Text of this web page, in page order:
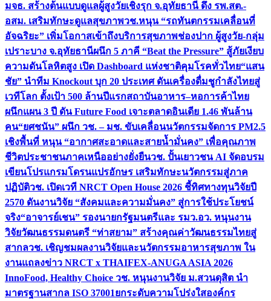
มจธ. สร้างต้นแบบดูแลผู้สูงวัยเชิงรุก จ.อุทัยธานี ดึง รพ.สต.-
อสม. เสริมทักษะดูแลสุขภาพวช.หนุน “รถทันตกรรมเคลื่อนที่
อัจฉริยะ” เพิ่มโอกาสเข้าถึงบริการสุขภาพช่องปาก ผู้สูงวัย-กลุ่ม
เปราะบาง จ.อุทัยธานีผนึก 5 ภาคี “Beat the Pressure” สู้ภัยเงียบ
ความดันโลหิตสูง เปิด Dashboard แห่งชาติคุมโรคทั่วไทย“แสน
ชัย” นำทีม Knockout บุก 20 ประเทศ ดันเครื่องดื่มชูกำลังไทยสู่
เวทีโลก ตั้งเป้า 500 ล้านปีแรกสถาบันอาหาร–หอการค้าไทย
ผนึกแผน 3 ปี ดัน Future Food เจาะตลาดอินเดีย 1.46 พันล้าน
คน“ยศชนัน” ผนึก วช. – มช. ขับเคลื่อนนวัตกรรมจัดการ PM2.5
เชิงพื้นที่ หนุน “อากาศสะอาดและสายน้ำมั่นคง” เพื่อคุณภาพ
ชีวิตประชาชนภาคเหนืออย่างยั่งยืนวช. ปั้นเยาวชน AI จัดอบรม
เขียนโปรแกรมโดรนแปรอักษร เสริมทักษะนวัตกรรมสู่ภาค
ปฏิบัติวช. เปิดเวที NRCT Open House 2026 ชี้ทิศทางทุนวิจัยปี
2570 ดันงานวิจัย “สังคมและความมั่นคง” สู่การใช้ประโยชน์
จริง“อาจารย์เชน” รองนายกรัฐมนตรีและ รมว.อว. หนุนงาน
วิจัยวัฒนธรรมดนตรี “ท่าสยาม” สร้างคุณค่าวัฒนธรรมไทยสู่
สากลวช. เชิญชมผลงานวิจัยและนวัตกรรมอาหารสุขภาพ ใน
งานแถลงข่าว NRCT x THAIFEX-ANUGA ASIA 2026
InnoFood, Healthy Choice วช. หนุนงานวิจัย ม.สวนดุสิต นำ
มาตรฐานสากล ISO 37001ยกระดับความโปร่งใสองค์กร